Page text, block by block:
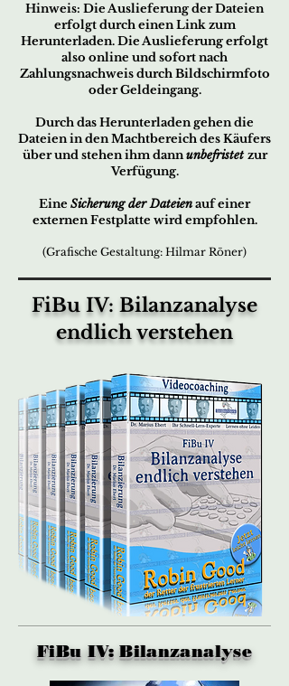
Hinweis: Die Auslieferung derDateien
erfolgt durch einen Link zum
Herunterladen. Die Auslieferung erfolgt
also online und sofort nach
Zahlungsnachweis durch Bildschirmfoto
oder Geldeingang.
Durch das Herunterladen gehen die
Dateien in den Machtbereich des Käufers
über und stehen ihm dannunbefristetzur
Verfügung.
Eine Sicherung der Dateienauf einer
externen Festplatte wird empfohlen.
(Grafische Gestaltung: Hilmar Röner)
FiBu IV: Bilanzanalyse
endlich verstehen
FiBu IV: Bilanzanalyse